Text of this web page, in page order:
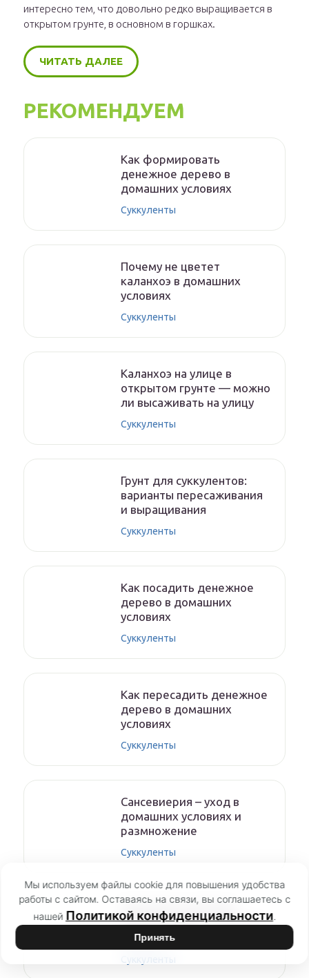
интересно тем, что довольно редко выращивается в
открытом грунте, в основном в горшках.
ЧИТАТЬ ДАЛЕЕ
РЕКОМЕНДУЕМ
Как формировать
денежное дерево в
домашних условиях
Суккуленты
Почему не цветет
каланхоэ в домашних
условиях
Суккуленты
Каланхоэ на улице в
открытом грунте — можно
ли высаживать на улицу
Суккуленты
Грунт для суккулентов:
варианты пересаживания
и выращивания
Суккуленты
Как посадить денежное
дерево в домашних
условиях
Суккуленты
Как пересадить денежное
дерево в домашних
условиях
Суккуленты
Сансевиерия – уход в
домашних условиях и
размножение
Суккуленты
Суккуленты уличные
многолетники — посадка
и уход
Мы используем файлы cookie для повышения удобства
работы с сайтом. Оставаясь на связи, вы соглашаетесь с
нашей Политикой конфиденциальности.
Принять